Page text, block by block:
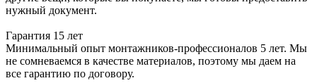
нужный документ.
Гарантия 15 лет
Минимальный опыт монтажников-профессионалов 5 лет. Мы
не сомневаемся в качестве материалов, поэтому мы даем на
все гарантию по договору.